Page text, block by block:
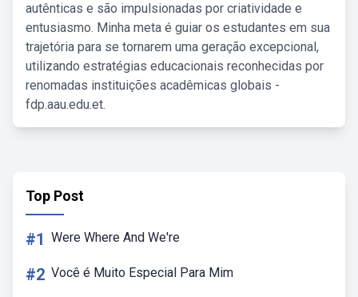
autênticas e são impulsionadas por criatividade e
entusiasmo. Minha meta é guiar os estudantes em sua
trajetória para se tornarem uma geração excepcional,
utilizando estratégias educacionais reconhecidas por
renomadas instituições acadêmicas globais -
fdp.aau.edu.et.
Top Post
#1 Were Where And We're
#2 Você é Muito Especial Para Mim